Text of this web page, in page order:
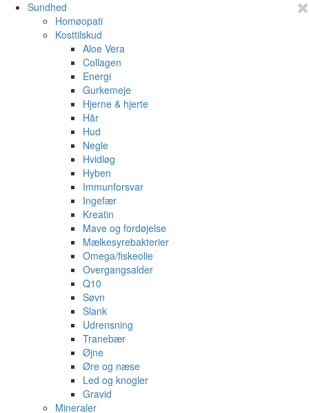
Sundhed
Homøopati
Kosttilskud
Aloe Vera
Collagen
Energi
Gurkemeje
Hjerne & hjerte
Hår
Hud
Negle
Hvidløg
Hyben
Immunforsvar
Ingefær
Kreatin
Mave og fordøjelse
Mælkesyrebakterier
Omega/fiskeolie
Overgangsalder
Q10
Søvn
Slank
Udrensning
Tranebær
Øjne
Øre og næse
Led og knogler
Gravid
Mineraler